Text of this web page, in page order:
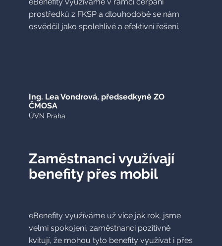
prostředků z FKSP a dlouhodobě se nám
osvědčil jako spolehlivé a efektivní řešení.
Ing. Lea Vondrová, předsedkyně ZO
ČMOSA
ÚVN Praha
Zaměstnanci využívají
benefity přes mobil
eBenefity využíváme už více jak rok, jsme
velmi spokojeni, zaměstnanci pozitivně
kvitují, že mohou tyto benefity využívat i přes